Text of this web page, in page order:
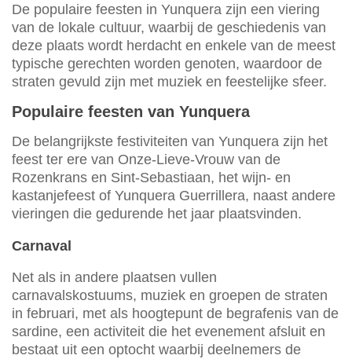
De populaire feesten in Yunquera zijn een viering
van de lokale cultuur, waarbij de geschiedenis van
deze plaats wordt herdacht en enkele van de meest
typische gerechten worden genoten, waardoor de
straten gevuld zijn met muziek en feestelijke sfeer.
Populaire feesten van Yunquera
De belangrijkste festiviteiten van Yunquera zijn het
feest ter ere van Onze-Lieve-Vrouw van de
Rozenkrans en Sint-Sebastiaan, het wijn- en
kastanjefeest of Yunquera Guerrillera, naast andere
vieringen die gedurende het jaar plaatsvinden.
Carnaval
Net als in andere plaatsen vullen
carnavalskostuums, muziek en groepen de straten
in februari, met als hoogtepunt de begrafenis van de
sardine, een activiteit die het evenement afsluit en
bestaat uit een optocht waarbij deelnemers de